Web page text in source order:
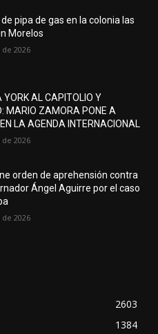
pipa de gas en la colonia las
Morelos
2026
YORK AL CAPITOLIO Y
MARIO ZAMORA PONE A
LA AGENDA INTERNACIONAL
2026
orden de aprehensión contra
Ángel Aguirre por el caso
2026
2603
1384